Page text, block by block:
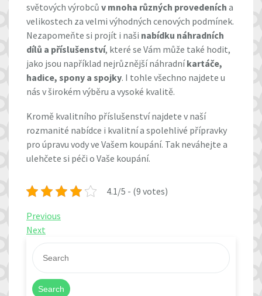
světových výrobců v mnoha různých provedeních a
velikostech za velmi výhodných cenových podmínek.
Nezapomeňte si projít i naši nabídku náhradních
dílů a příslušenství, které se Vám může také hodit,
jako jsou například nejrůznější náhradníkartáče,
hadice, spony a spojky. I tohle všechno najdete u
nás v širokém výběru a vysoké kvalitě.
Kromě kvalitního příslušenství najdete v naší
rozmanité nabídce i kvalitní a spolehlivé přípravky
pro úpravu vody ve Vašem koupání. Tak neváhejte a
ulehčete si péči o Vaše koupání.
4.1/5 - (9 votes)
Navigace
pro
příspěvek
Previous
Post
Previous
Next
Post
Next
Search